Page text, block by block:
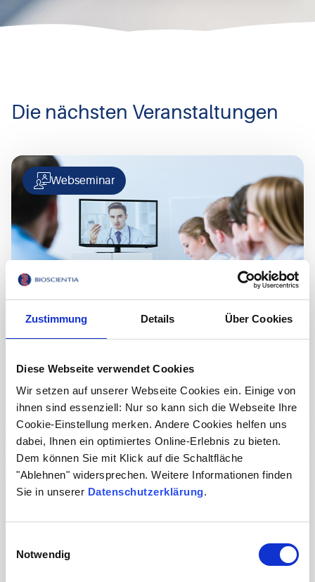
Zustimmung Details Über Cookies
Diese Webseite verwendet Cookies
Wir setzen auf unserer Webseite Cookies ein. Einige von
ihnen sind essenziell: Nur so kann sich die Webseite Ihre
Cookie-Einstellung merken. Andere Cookies helfen uns
dabei, Ihnen ein optimiertes Online-Erlebnis zu bieten.
Dem können Sie mit Klick auf die Schaltfläche
"Ablehnen" widersprechen. Weitere Informationen finden
Sie in unserer Datenschutzerklärung.
Notwendig
Die nächsten Veranstaltungen
Webseminar
12
Ernährung und Darmmikrobiom:
Zur Veranstaltung
Webseminar